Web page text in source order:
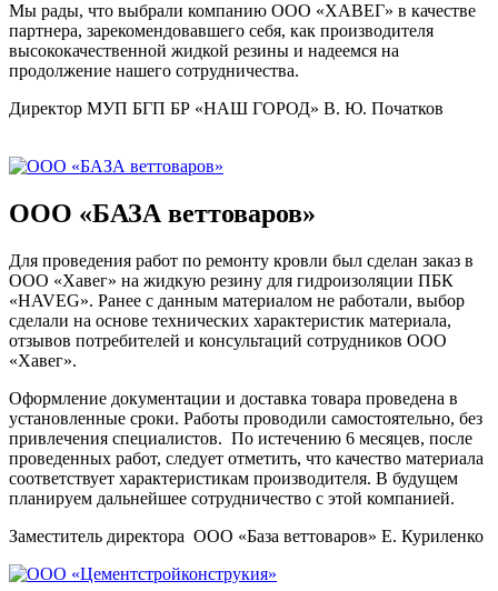
Мы рады, что выбрали компанию ООО «ХАВЕГ» в качестве
партнера, зарекомендовавшего себя, как производителя
высококачественной жидкой резины и надеемся на
продолжение нашего сотрудничества.
Директор МУП БГП БР «НАШ ГОРОД» В. Ю. Початков
ООО «БАЗА веттоваров»
Для проведения работ по ремонту кровли был сделан заказ в
ООО «Хавег» на жидкую резину для гидроизоляции ПБК
«HAVEG». Ранее с данным материалом не работали, выбор
сделали на основе технических характеристик материала,
отзывов потребителей и консультаций сотрудников ООО
«Хавег».
Оформление документации и доставка товара проведена в
установленные сроки. Работы проводили самостоятельно, без
привлечения специалистов. По истечению 6 месяцев, после
проведенных работ, следует отметить, что качество материала
соответствует характеристикам производителя. В будущем
планируем дальнейшее сотрудничество с этой компанией.
Заместитель директора ООО «База веттоваров» Е. Куриленко